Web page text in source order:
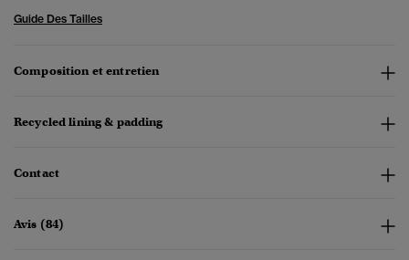
Guide Des Tailles
Composition et entretien
Recycled lining & padding
Contact
Avis (84)